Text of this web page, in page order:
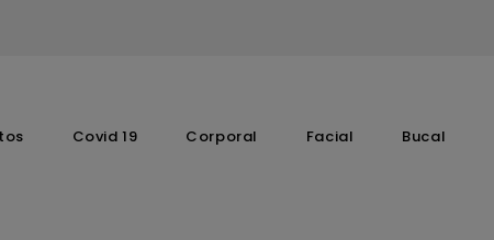
Covid 19 Corporal Facial Bucal